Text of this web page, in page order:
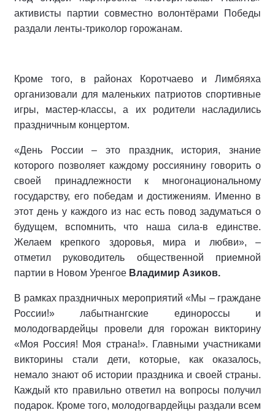
активисты партии совместно волонтёрами Победы
раздали ленты-триколор горожанам.
Кроме того, в районах Коротчаево и Лимбяяха
организовали для маленьких патриотов спортивные
игры, мастер-классы, а их родители насладились
праздничным концертом.
«День России – это праздник, история, знание
которого позволяет каждому россиянину говорить о
своей принадлежности к многонациональному
государству, его победам и достижениям. Именно в
этот день у каждого из нас есть повод задуматься о
будущем, вспомнить, что наша сила-в единстве.
Желаем крепкого здоровья, мира и любви», –
отметил руководитель общественной приемной
партии в Новом Уренгое Владимир Азиков.
В рамках праздничных мероприятий «Мы – граждане
России!» лабытнангские единороссы и
молодогвардейцы провели для горожан викторину
«Моя Россия! Моя страна!». Главными участниками
викторины стали дети, которые, как оказалось,
немало знают об истории праздника и своей страны.
Каждый кто правильно ответил на вопросы получил
подарок. Кроме того, молодогвардейцы раздали всем